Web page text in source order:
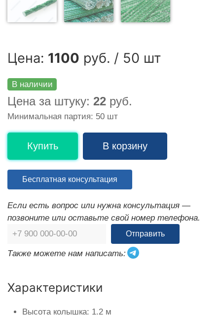
Цена: 1100 руб. / 50 шт
В наличии
Цена за штуку: 22 руб.
Минимальная партия: 50 шт
Купить В корзину
Бесплатная консультация
Если есть вопрос или нужна консультация —
позвоните или оставьте свой номер телефона.
Отправить
Также можете нам написать:
Характеристики
Высота колышка: 1.2 м